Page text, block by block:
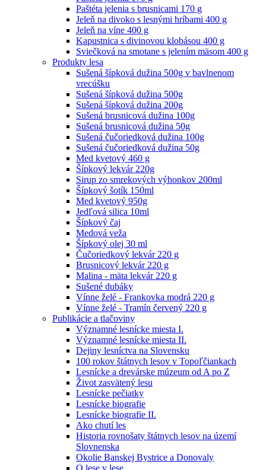
Paštéta jelenia s brusnicami 170 g
Jeleň na divoko s lesnými hríbami 400 g
Jeleň na víne 400 g
Kapustnica s divinovou klobásou 400 g
Sviečková na smotane s jelením mäsom 400 g
Produkty lesa
Sušená šípková dužina 500g v bavlnenom
vrecúšku
Sušená šípková dužina 500g
Sušená šípková dužina 200g
Sušená brusnicová dužina 100g
Sušená brusnicová dužina 50g
Sušená čučoriedková dužina 100g
Sušená čučoriedková dužina 50g
Med kvetový 460 g
Šípkový lekvár 220g
Sirup zo smrekových výhonkov 200ml
Šípkový šotík 150ml
Med kvetový 950g
Jedľová silica 10ml
Šípkový čaj
Medová veža
Šípkový olej 30 ml
Čučoriedkový lekvár 220 g
Brusnicový lekvár 220 g
Malina - mäta lekvár 220 g
Sušené dubáky
Vínne želé - Frankovka modrá 220 g
Vínne želé - Tramín červený 220 g
Publikácie a tlačoviny
Významné lesnícke miesta I.
Významné lesnícke miesta II.
Dejiny lesníctva na Slovensku
100 rokov štátnych lesov v Topoľčiankach
Lesnícke a drevárske múzeum od A po Z
Život zasvätený lesu
Lesnícke pečiatky
Lesnícke biografie
Lesnícke biografie II.
Ako chutí les
Historia rovnošaty štátnych lesov na území
Slovnenska
Okolie Banskej Bystrice a Donovaly
O lese v lese